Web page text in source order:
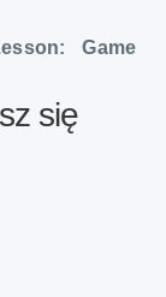
Game
się